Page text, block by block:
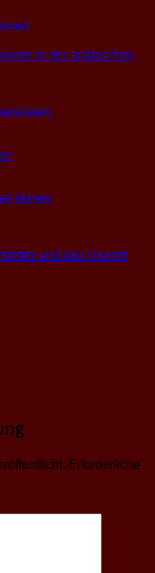
in der arabischen
lernen
und das Usenet
Erforderliche